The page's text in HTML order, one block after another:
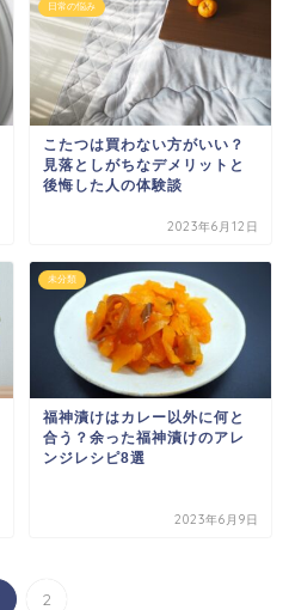
日常の悩み
こたつは買わない方がいい？
見落としがちなデメリットと
後悔した人の体験談
2023年6月12日
未分類
福神漬けはカレー以外に何と
合う？余った福神漬けのアレ
ンジレシピ8選
2023年6月9日
2